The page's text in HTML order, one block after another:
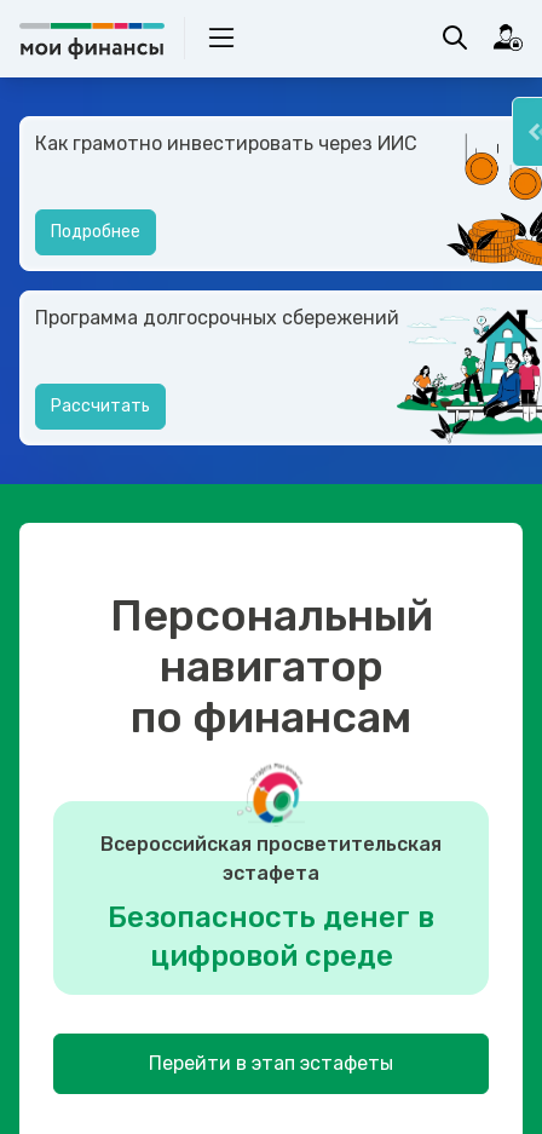
Как грамотно инвестировать через ИИС
Подробнее
Программа долгосрочных сбережений
Рассчитать
Персональный
навигатор
по финансам
Всероссийская просветительская
эстафета
Безопасность денег в
цифровой среде
Перейти в этап эстафеты